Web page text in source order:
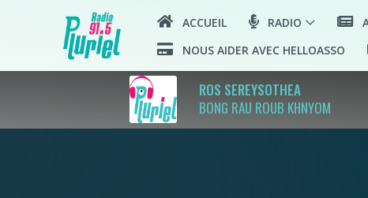
ACCUEIL RADIO
NOUS AIDER AVEC HELLOASSO
ROS SEREYSOTHEA
BONG RAU ROUB KHNYOM